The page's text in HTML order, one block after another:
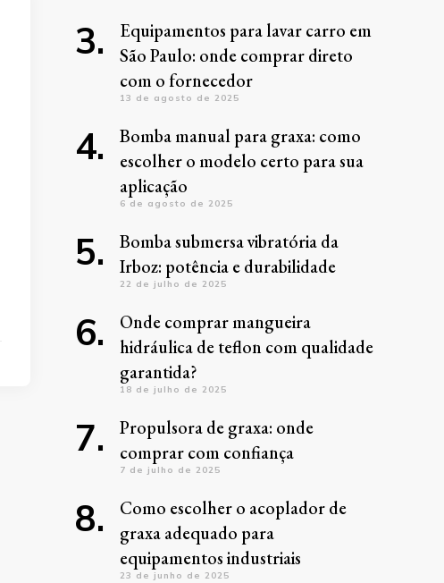
Equipamentos para lavar carro em
São Paulo: onde comprar direto
com o fornecedor
13 de agosto de 2025
Bomba manual para graxa: como
escolher o modelo certo para sua
aplicação
6 de agosto de 2025
Bomba submersa vibratória da
Irboz: potência e durabilidade
22 de julho de 2025
Onde comprar mangueira
hidráulica de teflon com qualidade
garantida?
18 de julho de 2025
Propulsora de graxa: onde
comprar com confiança
7 de julho de 2025
Como escolher o acoplador de
graxa adequado para
equipamentos industriais
23 de junho de 2025